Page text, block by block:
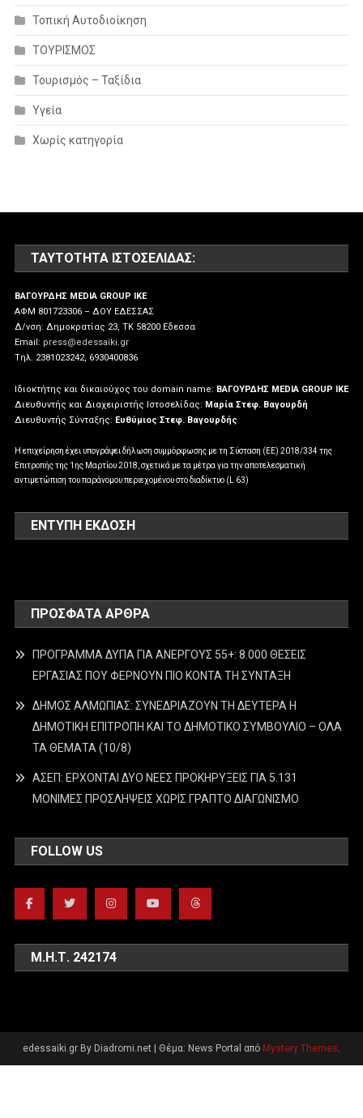
Τοπική Αυτοδιοίκηση
ΤΟΥΡΙΣΜΟΣ
Τουρισμός – Ταξίδια
Υγεία
Χωρίς κατηγορία
ΤΑΥΤΌΤΗΤΑ ΙΣΤΟΣΕΛΊΔΑΣ:
ΒΑΓΟΥΡΔΗΣ MEDIA GROUP IKE
ΑΦΜ 801723306 – ΔΟΥ ΕΔΕΣΣΑΣ
Δ/νση: Δημοκρατίας 23, ΤΚ 58200 Εδεσσα
Email: press@edessaiki.gr
Tηλ. 2381023242, 6930400836
Ιδιοκτήτης και δικαιούχος του domain name: ΒΑΓΟΥΡΔΗΣ MEDIA GROUP IKE
Διευθυντής και Διαχειριστής Ιστοσελίδας: Μαρία Στεφ. Βαγουρδή
Διευθυντής Σύνταξης: Ευθύμιος Στεφ. Βαγουρδής
Η επιχείρηση έχει υπογράψει δήλωση συμμόρφωσης με τη Σύσταση (ΕΕ) 2018/334 της
Επιτροπής της 1ης Μαρτίου 2018, σχετικά με τα μέτρα για την αποτελεσματική
αντιμετώπιση του παράνομου περιεχομένου στο διαδίκτυο (L 63)
ΕΝΤΥΠΗ ΕΚΔΟΣΗ
ΠΡΌΣΦΑΤΑ ΆΡΘΡΑ
ΠΡΟΓΡΑΜΜΑ ΔΥΠΑ ΓΙΑ ΑΝΕΡΓΟΥΣ 55+: 8.000 ΘΕΣΕΙΣ
ΕΡΓΑΣΙΑΣ ΠΟΥ ΦΕΡΝΟΥΝ ΠΙΟ ΚΟΝΤΑ ΤΗ ΣΥΝΤΑΞΗ
ΔΗΜΟΣ ΑΛΜΩΠΙΑΣ: ΣΥΝΕΔΡΙΑΖΟΥΝ ΤΗ ΔΕΥΤΕΡΑ H
ΔΗΜΟΤΙΚΗ ΕΠΙΤΡΟΠΗ ΚΑΙ ΤΟ ΔΗΜΟΤΙΚΟ ΣΥΜΒΟΥΛΙΟ – ΟΛΑ
ΤΑ ΘΕΜΑΤΑ (10/8)
ΑΣΕΠ: ΕΡΧΟΝΤΑΙ ΔΥΟ ΝΕΕΣ ΠΡΟΚΗΡΥΞΕΙΣ ΓΙΑ 5.131
ΜΟΝΙΜΕΣ ΠΡΟΣΛΗΨΕΙΣ ΧΩΡΙΣ ΓΡΑΠΤΟ ΔΙΑΓΩΝΙΣΜΟ
FOLLOW US
Μ.Η.Τ. 242174
edessaiki.gr By Diadromi.net Θέμα: News Portal από Mystery Themes.